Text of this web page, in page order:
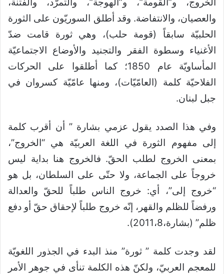
الخروج، و”القومة”، و”الهوجة”، والتمرّد، والفتنة،
والعصيان، والانتفاضة. وقد أطلق السوريّون على الثورة
الحلبيّة سابقاً (قومة حلب)، وهي ثورة قامت ضدّ
الأغنياء وسطوة الفقر والتجنيد والأوضاع الاجتماعيّة
المأساويّة عام 1850؛ كما أطلقوا على الحركات
الفلاحيّة كلمة (العامّيّات)، ومنها عامّيّة كسروان في
جبل لبنان.
وفي هذا الصدد يقول عزمي بشارة ” أن أقرب كلمة
إلى مفهوم الثورة في اللغة العربيّة هي “الخروج”،
بمعنى الخروج لطلب الحقّ. فالخروج هنا بداية ليس
خروجاً على الجماعة، ولا حتّى على السلطان، بل هو
“خروج إلى”، أي: خروج الناس طلباً للحقّ والعدالة
ورفضاً للظلم والقهر، إنّه خروج طلباً لإحقاق حقّ أو دفع
ظلم” (بشارة،2011،8).
لقد وجدت كلمة ” ثورة” منذ البدء في الجذور اللغويّة
للمعجم العربيّ، ولكنّ هذه الكلمة تنأى في جوهر الأمر